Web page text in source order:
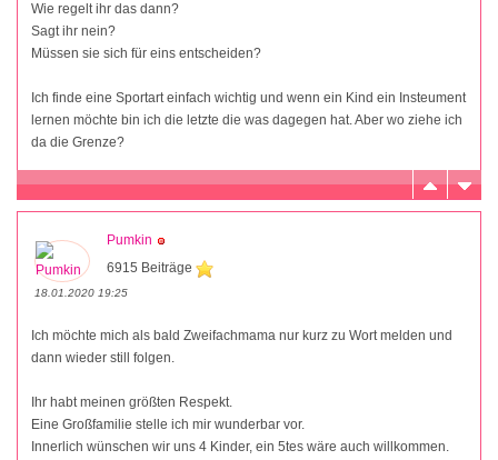
Wie regelt ihr das dann?
Sagt ihr nein?
Müssen sie sich für eins entscheiden?
Ich finde eine Sportart einfach wichtig und wenn ein Kind ein Insteument
lernen möchte bin ich die letzte die was dagegen hat. Aber wo ziehe ich
da die Grenze?
Pumkin
6915 Beiträge
18.01.2020 19:25
Ich möchte mich als bald Zweifachmama nur kurz zu Wort melden und
dann wieder still folgen.
Ihr habt meinen größten Respekt.
Eine Großfamilie stelle ich mir wunderbar vor.
Innerlich wünschen wir uns 4 Kinder, ein 5tes wäre auch willkommen.